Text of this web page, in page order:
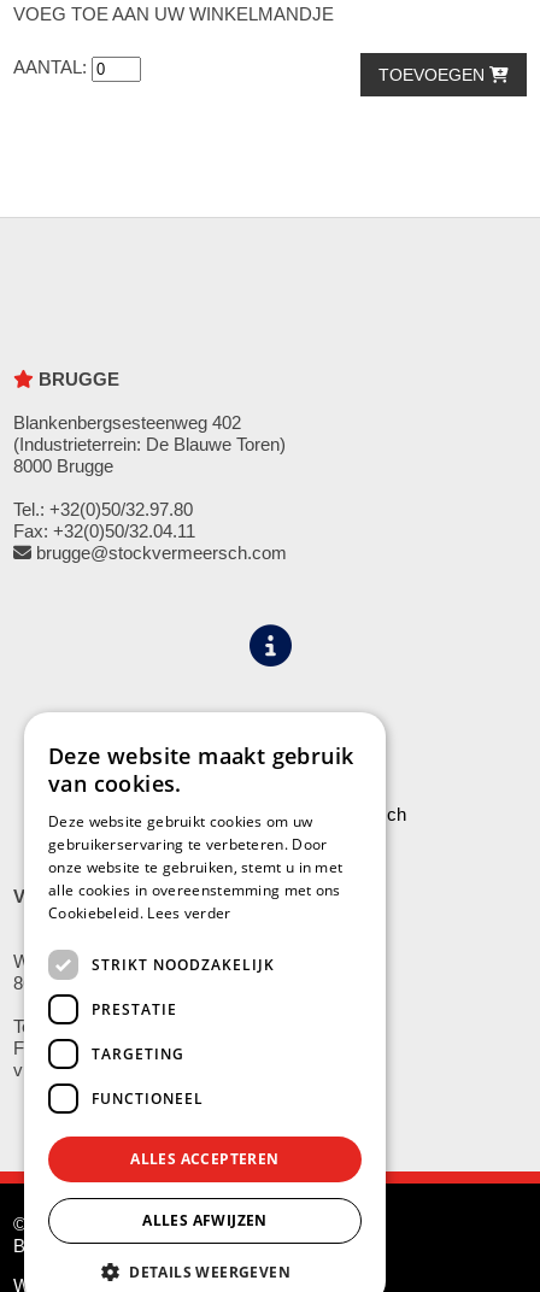
VOEG TOE AAN UW WINKELMANDJE
AANTAL: TOEVOEGEN
BRUGGE
Blankenbergsesteenweg 402
(Industrieterrein: De Blauwe Toren)
8000 Brugge
Tel.: +32(0)50/32.97.80
Fax: +32(0)50/32.04.11
brugge@stockvermeersch.com
Privacy
Leveringen aan Stock Vermeersch
VLADSLO
Wijnendalestraat 200
8600 Vladslo - Diksmuide
Tel: +32(0)51/59.10.00
Fax: +32(0)51/58.21.99
vladslo@stockvermeersch.com
© Stock Américain Vermeersch
BE 0415.341.132
Website by G.O.A.T.
Deze website maakt gebruik
van cookies.
Deze website gebruikt cookies om uw
gebruikerservaring te verbeteren. Door
onze website te gebruiken, stemt u in met
alle cookies in overeenstemming met ons
Cookiebeleid. Lees verder
STRIKT NOODZAKELIJK
PRESTATIE
TARGETING
FUNCTIONEEL
ALLES ACCEPTEREN
ALLES AFWIJZEN
DETAILS WEERGEVEN